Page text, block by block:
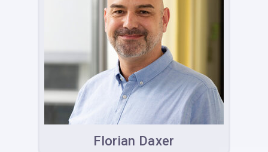
Florian Daxer